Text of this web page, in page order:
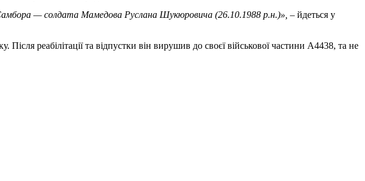
— солдата Мамедова Руслана Шукюровича (26.10.1988 р.н.)», – йдеться у
реабілітації та відпустки він вирушив до своєї військової частини А4438, та не